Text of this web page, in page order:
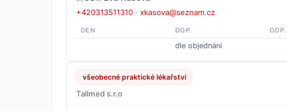
+420313511310 · xkasova@seznam.cz
DEN DOP. ODP.
dle objednání
všeobecné praktické lékařství
Tallmed s.r.o